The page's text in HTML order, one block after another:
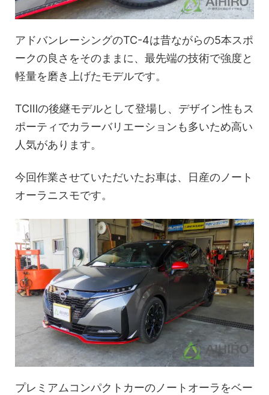
アドバンレーシングのTC-4は昔ながらの5本スポ
ークの良さをそのままに、最先端の技術で強度と
軽量を磨き上げたモデルです。
TCⅢの後継モデルとして登場し、デザイン性もス
ポーティでカラーバリエーションも多いため高い
人気があります。
今回作業させていただいたお車は、日産のノート
オーラニスモです。
プレミアムコンパクトカーのノートオーラをベー